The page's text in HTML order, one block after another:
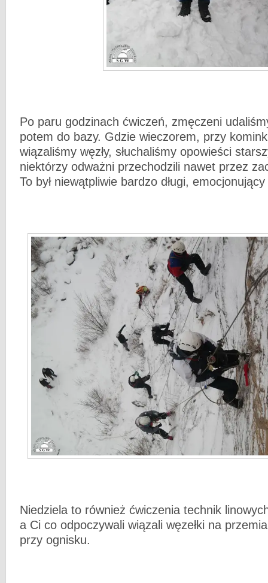
Po paru godzinach ćwiczeń, zmęczeni
potem do bazy. Gdzie wieczorem, przy
wiązaliśmy węzły, słuchaliśmy opowieści
niektórzy odważni przechodzili nawet przez
To był niewątpliwie bardzo długi,
Niedziela to również ćwiczenia technik
a Ci co odpoczywali wiązali węzełki na
przy ognisku.